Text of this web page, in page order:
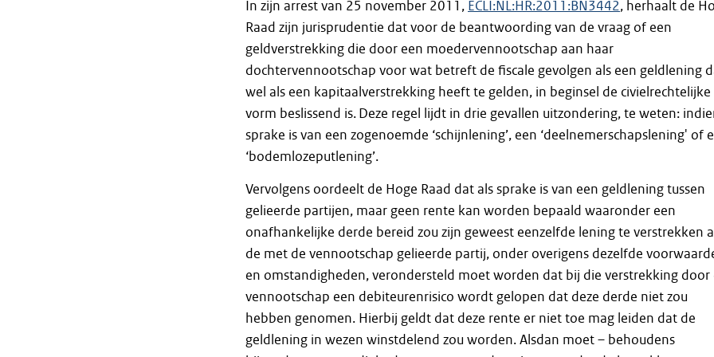
In zijn arrest van 25 november 2011, ECLI:NL:HR:2011:BN3442, herhaalt de
Raad zijn jurisprudentie dat voor de beantwoording van de vraag of een
geldverstrekking die door een moedervennootschap aan haar
dochtervennootschap voor wat betreft de fiscale gevolgen als een geldlening
wel als een kapitaalverstrekking heeft te gelden, in beginsel de civielrechtelijke
vorm beslissend is. Deze regel lijdt in drie gevallen uitzondering, te weten:
sprake is van een zogenoemde ‘schijnlening’, een ‘deelnemerschapslening' of
‘bodemlozeputlening’.
Vervolgens oordeelt de Hoge Raad dat als sprake is van een geldlening tussen
gelieerde partijen, maar geen rente kan worden bepaald waaronder een
onafhankelijke derde bereid zou zijn geweest eenzelfde lening te verstrekken
de met de vennootschap gelieerde partij, onder overigens dezelfde
en omstandigheden, verondersteld moet worden dat bij die verstrekking door
vennootschap een debiteurenrisico wordt gelopen dat deze derde niet zou
hebben genomen. Hierbij geldt dat deze rente er niet toe mag leiden dat de
geldlening in wezen winstdelend zou worden. Alsdan moet – behoudens